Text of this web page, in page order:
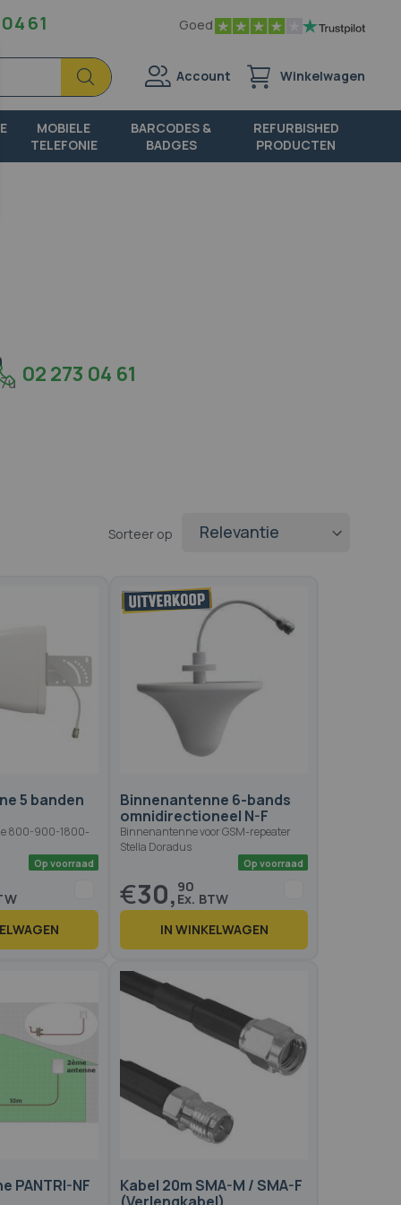
61 Goed
Zoek
Zoek
Account Winkelwagen
MOBIELE
TELEFONIE
BARCODES &
BADGES
REFURBISHED
PRODUCTEN
02 273 04 61
Sorteer op
5 banden
800-900-1800-
Binnenantenne 6-bands
omnidirectioneel N-F
Binnenantenne voor GSM-repeater
Stella Doradus
€30, 90
IN WINKELWAGEN
PANTRI-NF
Kabel 20m SMA-M / SMA-F